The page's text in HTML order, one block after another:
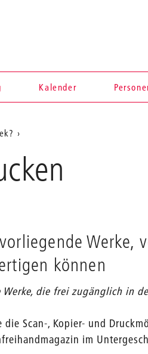
Kalender
Werke,
können
Werke, die frei zugänglich in
die Scan-, Kopier- und
im